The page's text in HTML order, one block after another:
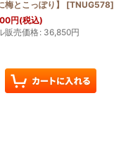
梅とこっぽり】
[TNUG578]
円(税込)
販売価格: 36,850円